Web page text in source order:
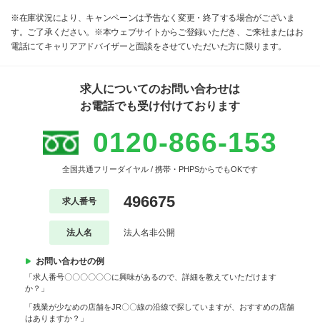
※在庫状況により、キャンペーンは予告なく変更・終了する場合がございま
す。ご了承ください。※本ウェブサイトからご登録いただき、ご来社またはお
電話にてキャリアアドバイザーと面談をさせていただいた方に限ります。
求人についてのお問い合わせは
お電話でも受け付けております
0120-866-153
全国共通フリーダイヤル / 携帯・PHPSからでもOKです
求人番号 496675
法人名 法人名非公開
お問い合わせの例
「求人番号〇〇〇〇〇〇に興味があるので、詳細を教えていただけます
か？」
「残業が少なめの店舗をJR〇〇線の沿線で探していますが、おすすめの店舗
はありますか？」